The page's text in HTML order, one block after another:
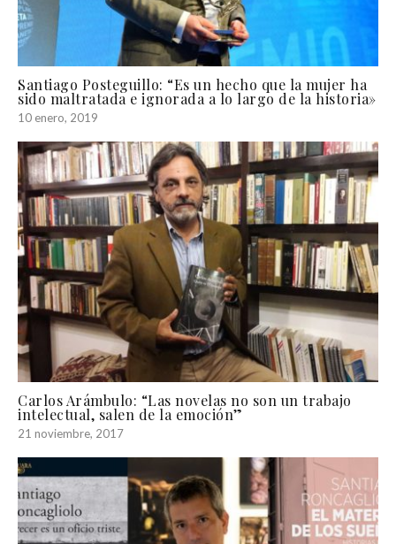
Santiago Posteguillo: “Es un hecho que la mujer ha
sido maltratada e ignorada a lo largo de la historia»
10 enero, 2019
Carlos Arámbulo: “Las novelas no son un trabajo
intelectual, salen de la emoción”
21 noviembre, 2017